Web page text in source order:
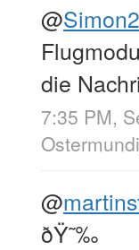
@
die
7:35 PM,
@
ðŸ˜‰